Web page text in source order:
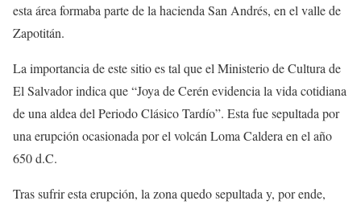
esta área formaba parte de la hacienda San Andrés, en el valle de
Zapotitán.
La importancia de este sitio es tal que el Ministerio de Cultura de
El Salvador indica que “Joya de Cerén evidencia la vida cotidiana
de una aldea del Periodo Clásico Tardío”. Esta fue sepultada por
una erupción ocasionada por el volcán Loma Caldera en el año
650 d.C.
Tras sufrir esta erupción, la zona quedo sepultada y, por ende,